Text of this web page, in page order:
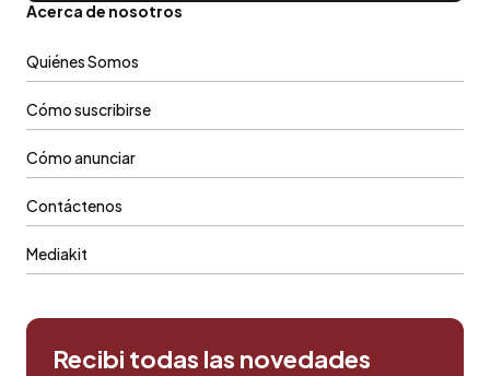
Acerca de nosotros
Quiénes Somos
Cómo suscribirse
Cómo anunciar
Contáctenos
Mediakit
Recibi todas las novedades